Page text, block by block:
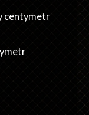
centymetr